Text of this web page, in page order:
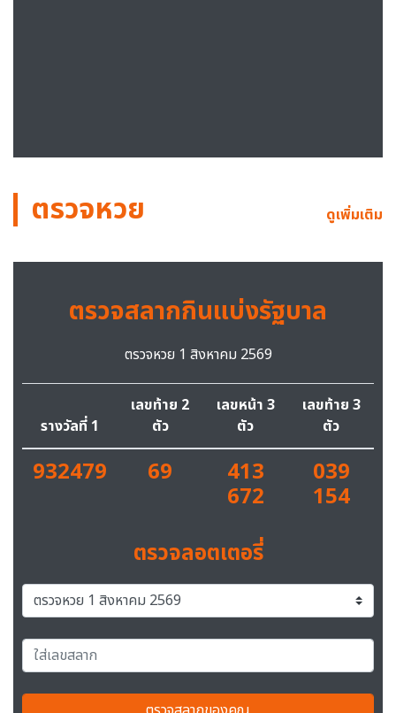
ตรวจหวย ดูเพิ่มเติม
ตรวจสลากกินแบ่งรัฐบาล
ตรวจหวย 1 สิงหาคม 2569
รางวัลที่ 1
เลขท้าย 2
ตัว
เลขหน้า 3
ตัว
เลขท้าย 3
ตัว
932479 69 413
672
039
154
ตรวจลอตเตอรี่